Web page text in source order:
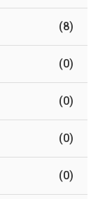
(8)
(0)
(0)
(0)
(0)